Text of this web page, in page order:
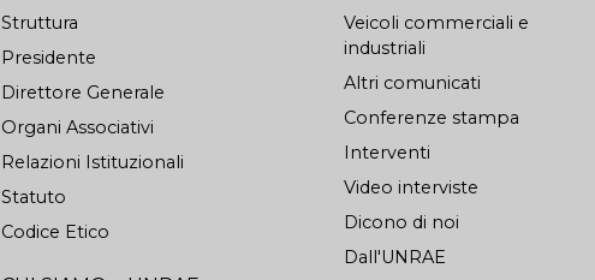
Struttura
Presidente
Direttore Generale
Organi Associativi
Relazioni Istituzionali
Statuto
Codice Etico
Veicoli commerciali e
industriali
Altri comunicati
Conferenze stampa
Interventi
Video interviste
Dicono di noi
Dall'UNRAE